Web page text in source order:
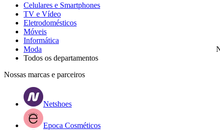
Celulares e Smartphones
TV e Vídeo
Eletrodomésticos
Móveis
Informática
Moda
Todos os departamentos
Nossas marcas e parceiros
Netshoes
Epoca Cosméticos